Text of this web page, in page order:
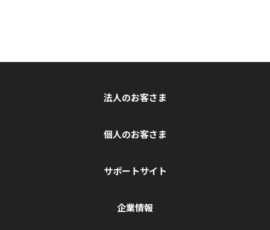
法人のお客さま
個人のお客さま
サポートサイト
企業情報